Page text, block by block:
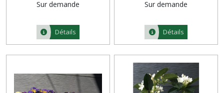
Sur demande
Détails
Sur demande
Détails